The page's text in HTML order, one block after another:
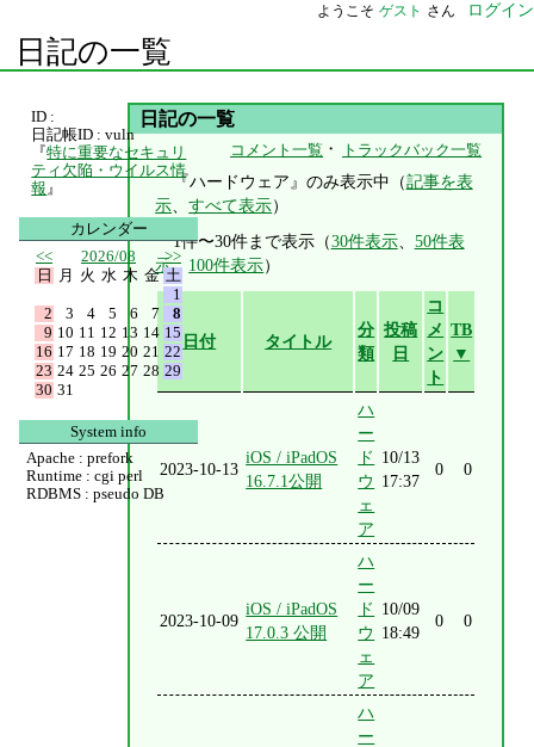
ようこそ ゲスト さん ログイン
日記の一覧
日記の一覧
コメント一覧 ・ トラックバック一覧
『ハードウェア』のみ表示中（記事を表
示、すべて表示）
1件〜30件まで表示（30件表示、 50件表
示、 100件表示）
日付 タイトル
分
類
投稿
日
コ
メ
ン
ト
TB
▼
2023-10-13
iOS / iPadOS
16.7.1公開
ハ
ー
ド
ウ
ェ
ア
10/13
17:37
0 0
2023-10-09
iOS / iPadOS
17.0.3 公開
ハ
ー
ド
ウ
ェ
ア
10/09
18:49
0 0
ハ
ー
ID :
日記帳ID : vuln
『特に重要なセキュリ
ティ欠陥・ウイルス情
報 』
カレンダー
<<
2026/08
>>
日
月 火 水 木 金 土
1
2
3 4 5 6 7
8
9 10 11 12 13 14 15
16 17 18 19 20 21 22
23 24 25 26 27 28 29
30 31
System info
Apache : prefork
Runtime : cgi perl
RDBMS : pseudo DB